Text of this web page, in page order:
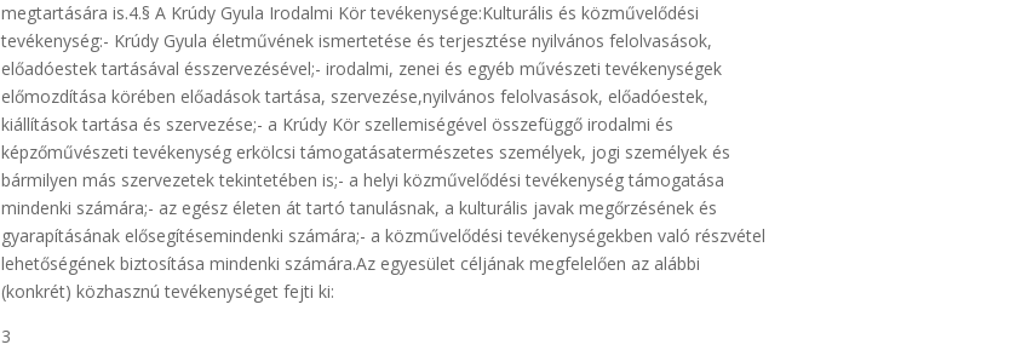
megtartására is.4.§ A Krúdy Gyula Irodalmi Kör tevékenysége:Kulturális és közművelődési
tevékenység:- Krúdy Gyula életművének ismertetése és terjesztése nyilvános felolvasások,
előadóestek tartásával ésszervezésével;- irodalmi, zenei és egyéb művészeti tevékenységek
előmozdítása körében előadások tartása, szervezése,nyilvános felolvasások, előadóestek,
kiállítások tartása és szervezése;- a Krúdy Kör szellemiségével összefüggő irodalmi és
képzőművészeti tevékenység erkölcsi támogatásatermészetes személyek, jogi személyek és
bármilyen más szervezetek tekintetében is;- a helyi közművelődési tevékenység támogatása
mindenki számára;- az egész életen át tartó tanulásnak, a kulturális javak megőrzésének és
gyarapításának elősegítésemindenki számára;- a közművelődési tevékenységekben való részvétel
lehetőségének biztosítása mindenki számára.Az egyesület céljának megfelelően az alábbi
(konkrét) közhasznú tevékenységet fejti ki:
3